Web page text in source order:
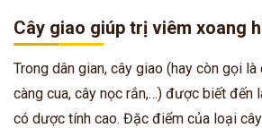
Cây giao giúp trị viêm xoang
Trong dân gian, cây giao (hay còn gọi
càng cua, cây nọc rắn,…) được biết đến
có dược tính cao. Đặc điểm của loại